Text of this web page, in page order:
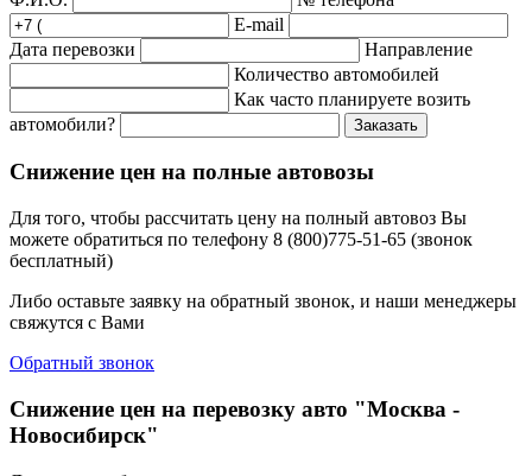
E-mail
Дата перевозки
Направление
Количество автомобилей
Как часто планируете возить
автомобили?
Заказать
Снижение цен на полные автовозы
Для того, чтобы рассчитать цену на полный автовоз Вы
можете обратиться по телефону 8 (800)775-51-65 (звонок
бесплатный)
Либо оставьте заявку на обратный звонок, и наши менеджеры
свяжутся с Вами
Обратный звонок
Снижение цен на перевозку авто "Москва -
Новосибирск"